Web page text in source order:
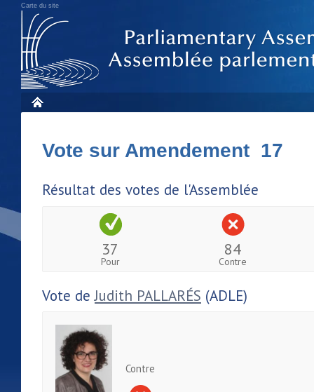
Carte du site
Vote sur Amendement 17
Résultat des votes de l'Assemblée
37
Pour
84
Contre
Vote deJudith PALLARÉS (ADLE)
Contre